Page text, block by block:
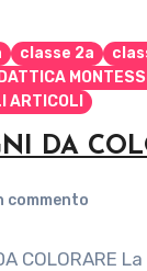
classe 2a
ARTICOLI
DA
commento